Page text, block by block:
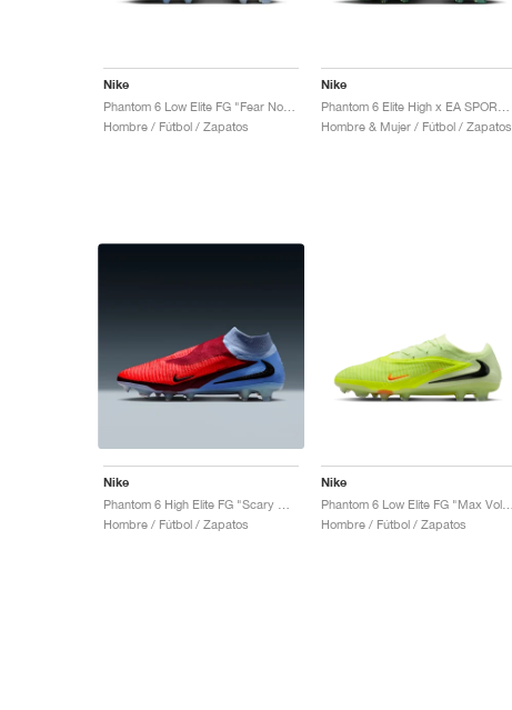
Nike
Hombre / Fútbol / Zapatos
Nike
Hombre & Mujer / Fútbol / Zapatos
Nike
Hombre / Fútbol / Zapatos
Nike
Phantom 6 Low Elite FG "Max Voltage Pack"
Hombre / Fútbol / Zapatos